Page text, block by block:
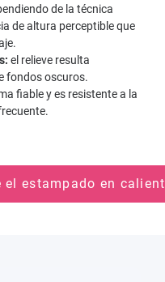
de la técnica
de altura perceptible que
el relieve resulta
fondos oscuros.
fiable y es resistente a la
el estampado en